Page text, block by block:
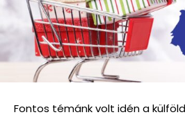
Fontos témánk volt idén a